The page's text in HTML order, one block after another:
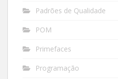
Padrões de Qualidade
POM
Primefaces
Programação